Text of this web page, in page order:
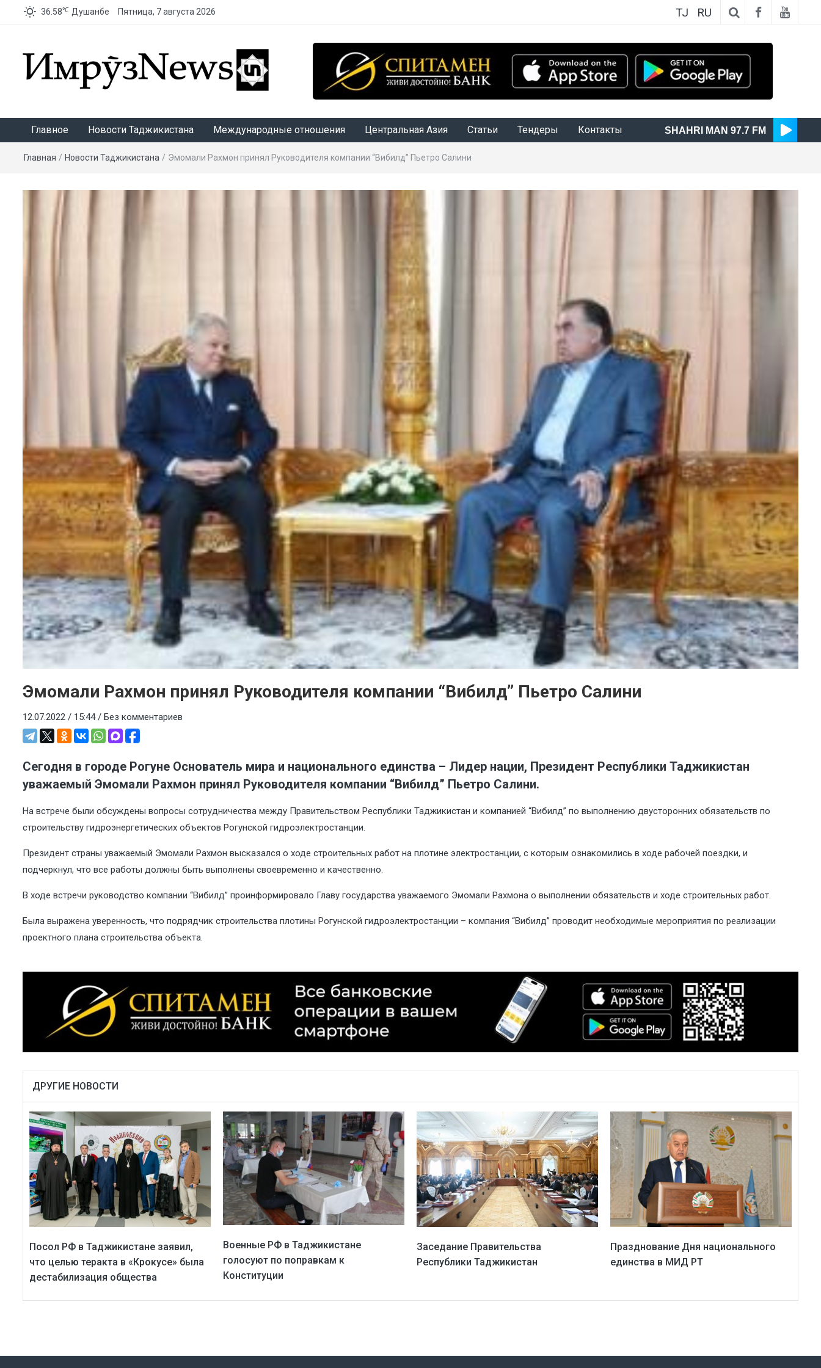
36.58℃ Душанбе Пятница, 7 августа 2026 TJ RU
Главное Новости Таджикистана Международные отношения Центральная Азия Статьи Тендеры Контакты SHAHRI MAN 97.7 FM
Главная / Новости Таджикистана / Эмомали Рахмон принял Руководителя компании “Вибилд” Пьетро Салини
Эмомали Рахмон принял Руководителя компании “Вибилд” Пьетро Салини
12.07.2022 / 15:44 / Без комментариев
Сегодня в городе Рогуне Основатель мира и национального единства – Лидер нации, Президент Республики Таджикистан
уважаемый Эмомали Рахмон принял Руководителя компании “Вибилд” Пьетро Салини.
На встрече были обсуждены вопросы сотрудничества между Правительством Республики Таджикистан и компанией “Вибилд” по выполнению двусторонних обязательств по
строительству гидроэнергетических объектов Рогунской гидроэлектростанции.
Президент страны уважаемый Эмомали Рахмон высказался о ходе строительных работ на плотине электростанции, с которым ознакомились в ходе рабочей поездки, и
подчеркнул, что все работы должны быть выполнены своевременно и качественно.
В ходе встречи руководство компании “Вибилд” проинформировало Главу государства уважаемого Эмомали Рахмона о выполнении обязательств и ходе строительных работ.
Была выражена уверенность, что подрядчик строительства плотины Рогунской гидроэлектростанции – компания “Вибилд” проводит необходимые мероприятия по реализации
проектного плана строительства объекта.
ДРУГИЕ НОВОСТИ
Посол РФ в Таджикистане заявил,
что целью теракта в «Крокусе» была
дестабилизация общества
Военные РФ в Таджикистане
голосуют по поправкам к
Конституции
Заседание Правительства
Республики Таджикистан
Празднование Дня национального
единства в МИД РТ